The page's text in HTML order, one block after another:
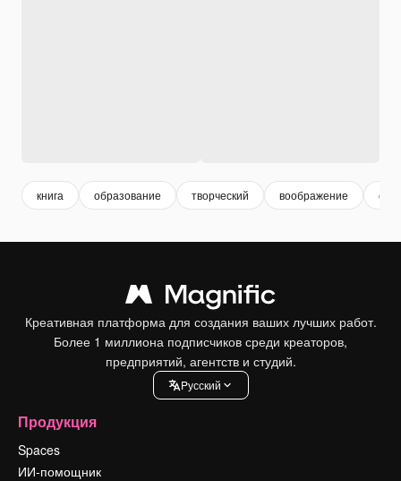
книга образование творческий воображение
Креативная платформа для создания ваших лучших работ.
Более 1 миллиона подписчиков среди креаторов,
предприятий, агентств и студий.
Pусский
Продукция
Spaces
ИИ-помощник